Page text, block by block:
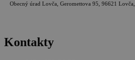
Obecný úrad Lovča, Geromettova 95, 96621
Kontakty